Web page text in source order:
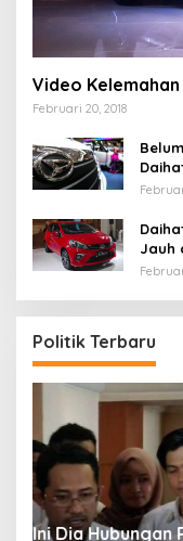
Video
Februari 20, 2018
Jauh
Politik Terbaru
Strategi PPP